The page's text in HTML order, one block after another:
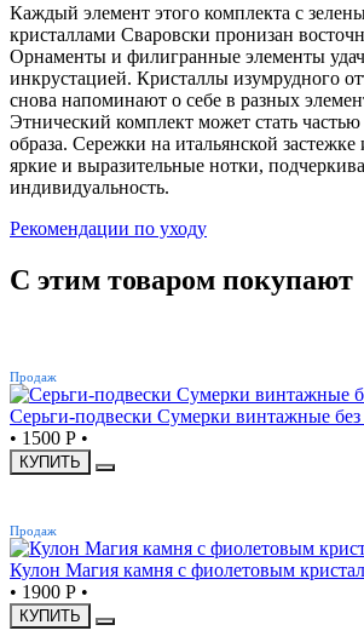
Каждый элемент этого комплекта с
кристаллами Сваровски пронизан
Орнаменты и филигранные элементы
инкрустацией. Кристаллы изумрудного
снова напоминают о себе в разных
Этнический комплект может стать
образа. Сережки на итальянской застежке
яркие и выразительные нотки,
индивидуальность.
Рекомендации по уходу
С этим товаром покупают
Продаж
Серьги-подвески Сумерки винтажные
• 1500 Р •
КУПИТЬ
Продаж
Кулон Магия камня с фиолетовым
• 1900 Р •
КУПИТЬ